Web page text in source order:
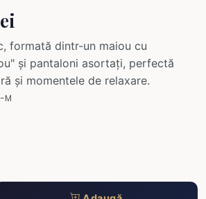
formată dintr-un maiou cu
și pantaloni asortați, perfectă
și momentele de relaxare.
M